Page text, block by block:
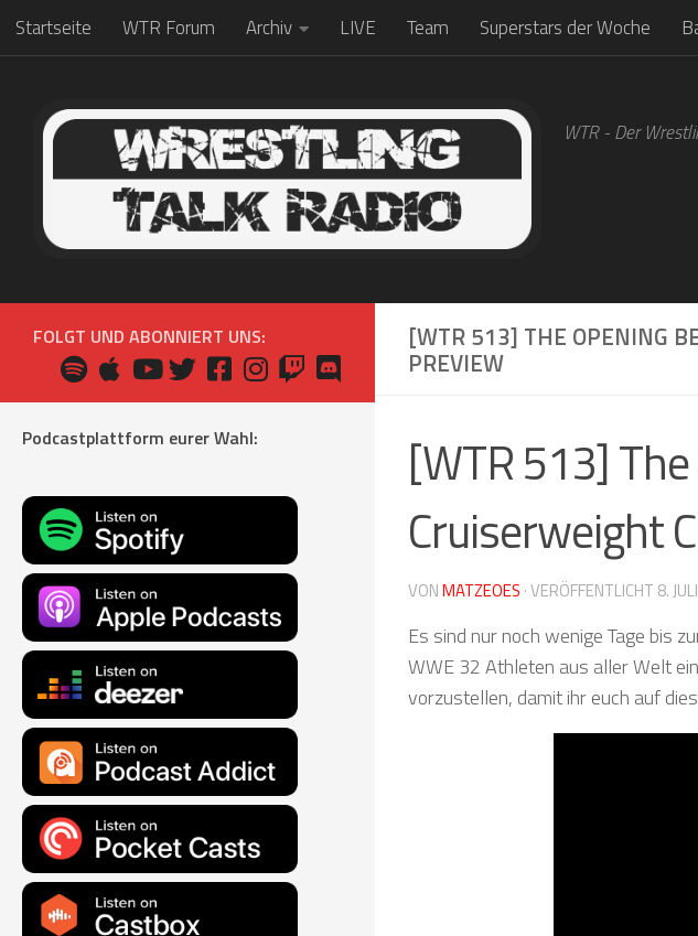
Zum Inhalt springen
Startseite WTR Forum Archiv LIVE Team Superstars der Woche
WTR - Der
[WTR 513] THE OPENING
PREVIEW
[WTR 513]
Cruiserweight
VONMATZEOES · VERÖFFENTLICHT 8.
Es sind nur noch wenige Tage bis
WWE 32 Athleten aus aller Welt
vorzustellen, damit ihr euch auf
FOLGT UND ABONNIERT UNS:
Podcastplattform eurer Wahl: